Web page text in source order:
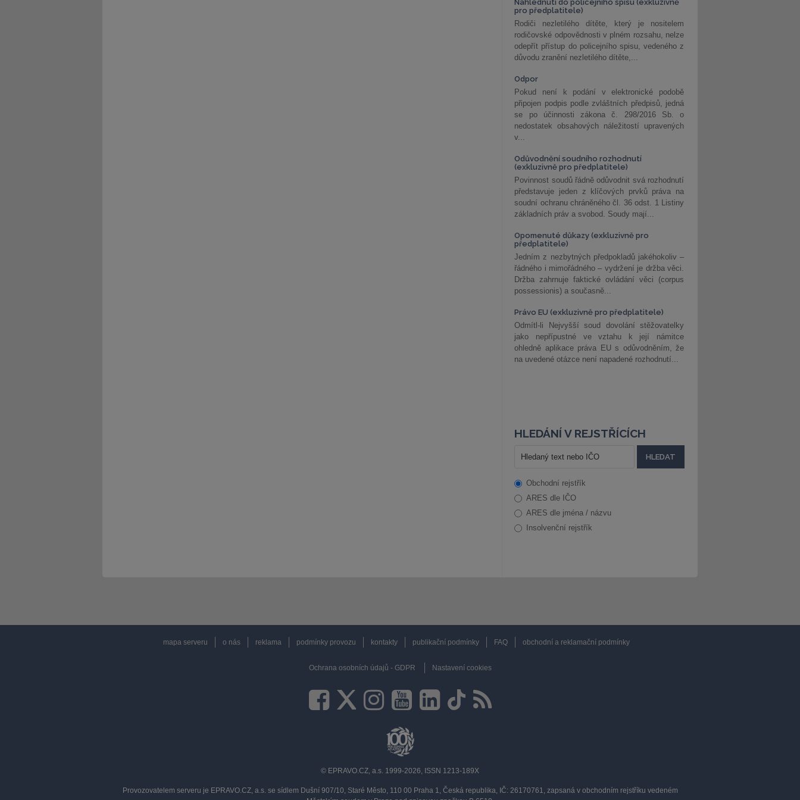
Nahlédnutí do policejního spisu (exkluzivně
pro předplatitele)
Rodiči nezletilého dítěte, který je nositelem
rodičovské odpovědnosti v plném rozsahu, nelze
odepřít přístup do policejního spisu, vedeného z
důvodu zranění nezletilého dítěte,...
Odpor
Pokud není k podání v elektronické podobě
připojen podpis podle zvláštních předpisů, jedná
se po účinnosti zákona č. 298/2016 Sb. o
nedostatek obsahových náležitostí upravených
v...
Odůvodnění soudního rozhodnutí
(exkluzivně pro předplatitele)
Povinnost soudů řádně odůvodnit svá rozhodnutí
představuje jeden z klíčových prvků práva na
soudní ochranu chráněného čl. 36 odst. 1 Listiny
základních práv a svobod. Soudy mají...
Opomenuté důkazy (exkluzivně pro
předplatitele)
Jedním z nezbytných předpokladů jakéhokoliv –
řádného i mimořádného – vydržení je držba věci.
Držba zahrnuje faktické ovládání věci (corpus
possessionis) a současně...
Právo EU (exkluzivně pro předplatitele)
Odmítl-li Nejvyšší soud dovolání stěžovatelky
jako nepřípustné ve vztahu k její námitce
ohledně aplikace práva EU s odůvodněním, že
na uvedené otázce není napadené rozhodnutí...
HLEDÁNÍ V REJSTŘÍCÍCH
Obchodní rejstřík
ARES dle IČO
ARES dle jména / názvu
Insolvenční rejstřík
mapa serveru o nás reklama podmínky provozu kontakty publikační podmínky FAQ obchodní a reklamační podmínky
Ochrana osobních údajů - GDPR Nastavení cookies
© EPRAVO.CZ, a.s. 1999-2026, ISSN 1213-189X
Provozovatelem serveru je EPRAVO.CZ, a.s. se sídlem Dušní 907/10, Staré Město, 110 00 Praha 1, Česká republika, IČ: 26170761, zapsaná v obchodním rejstříku vedeném